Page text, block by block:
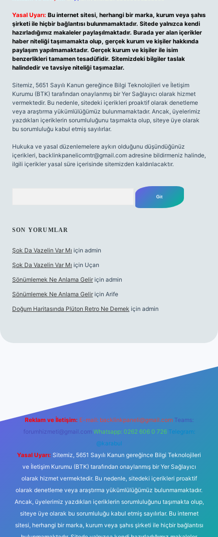
Yasal Uyarı: Bu internet sitesi, herhangi bir marka, kurum veya şahıs
şirketi ile hiçbir bağlantısı bulunmamaktadır. Sitede yalnızca kendi
hazırladığımız makaleler paylaşılmaktadır. Burada yer alan içerikler
haber niteliği taşımamakta olup, gerçek kurum ve kişiler hakkında
paylaşım yapılmamaktadır. Gerçek kurum ve kişiler ile isim
benzerlikleri tamamen tesadüfidir. Sitemizdeki bilgiler taslak
halindedir ve tavsiye niteliği taşımazlar.
Sitemiz, 5651 Sayılı Kanun gereğince Bilgi Teknolojileri ve İletişim
Kurumu (BTK) tarafından onaylanmış bir Yer Sağlayıcı olarak hizmet
vermektedir. Bu nedenle, sitedeki içerikleri proaktif olarak denetleme
veya araştırma yükümlülüğümüz bulunmamaktadır. Ancak, üyelerimiz
yazdıkları içeriklerin sorumluluğunu taşımakta olup, siteye üye olarak
bu sorumluluğu kabul etmiş sayılırlar.
Hukuka ve yasal düzenlemelere aykırı olduğunu düşündüğünüz
içerikleri, backlinkpanelicomtr@gmail.com adresine bildirmeniz halinde,
ilgili içerikler yasal süre içerisinde sitemizden kaldırılacaktır.
SON YORUMLAR
Şok Da Vazelin Var Mı için admin
Şok Da Vazelin Var Mı için Uçan
Sönümlemek Ne Anlama Gelir için admin
Sönümlemek Ne Anlama Gelir için Arife
Doğum Haritasında Plüton Retro Ne Demek için admin
Reklam ve İletişim: E-mail: backlinkpaneli@gmail.com Teams:
forumhizmeti@gmail.com Whatsapp: 0262 606 0 726 Telegram:
@karabul
Yasal Uyarı: Sitemiz, 5651 Sayılı Kanun gereğince Bilgi Teknolojileri
ve İletişim Kurumu (BTK) tarafından onaylanmış bir Yer Sağlayıcı
olarak hizmet vermektedir. Bu nedenle, sitedeki içerikleri proaktif
olarak denetleme veya araştırma yükümlülüğümüz bulunmamaktadır.
Ancak, üyelerimiz yazdıkları içeriklerin sorumluluğunu taşımakta olup,
siteye üye olarak bu sorumluluğu kabul etmiş sayılırlar. Bu internet
sitesi, herhangi bir marka, kurum veya şahıs şirketi ile hiçbir bağlantısı